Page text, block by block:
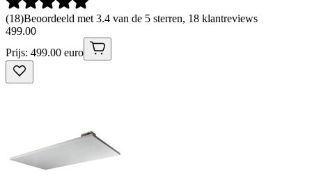
(18)Beoordeeld met 3.4 van de 5 sterren, 18 klantreviews
499.00
Prijs: 499.00 euro